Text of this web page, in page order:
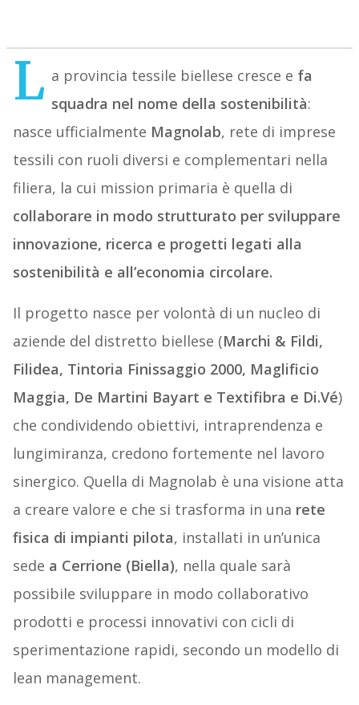
L a provincia tessile biellese cresce e fa
squadra nel nome della sostenibilità:
nasce ufficialmente Magnolab, rete di imprese
tessili con ruoli diversi e complementari nella
filiera, la cui mission primaria è quella di
collaborare in modo strutturato per sviluppare
innovazione, ricerca e progetti legati alla
sostenibilità e all’economia circolare.
Il progetto nasce per volontà di un nucleo di
aziende del distretto biellese (Marchi & Fildi,
Filidea, Tintoria Finissaggio 2000, Maglificio
Maggia, De Martini Bayart e Textifibra e Di.Vé)
che condividendo obiettivi, intraprendenza e
lungimiranza, credono fortemente nel lavoro
sinergico. Quella di Magnolab è una visione atta
a creare valore e che si trasforma in una rete
fisica di impianti pilota, installati in un’unica
sede a Cerrione (Biella), nella quale sarà
possibile sviluppare in modo collaborativo
prodotti e processi innovativi con cicli di
sperimentazione rapidi, secondo un modello di
lean management.